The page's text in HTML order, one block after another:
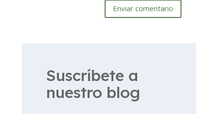
Enviar comentario
Suscríbete a
nuestro blog